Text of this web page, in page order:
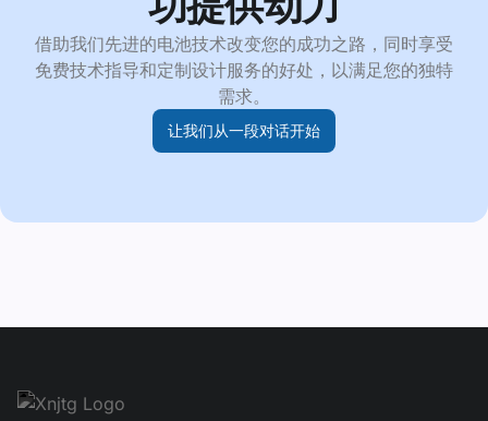
借助我们先进的电池技术改变您的成功之路，同时享受
免费技术指导和定制设计服务的好处，以满足您的独特
需求。
让我们从一段对话开始